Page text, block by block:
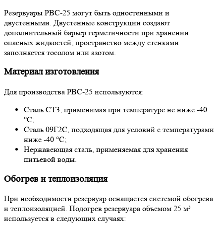
Резервуары РВС-25 могут быть одностенными и
двустенными. Двустенные конструкции создают
дополнительный барьер герметичности при хранении
опасных жидкостей; пространство между стенками
заполняется тосолом или азотом.
Материал изготовления
Для производства РВС-25 используются:
Сталь СТ3, применимая при температуре не ниже -40
°С;
Сталь 09Г2С, подходящая для условий с температурами
ниже -40 °С;
Нержавеющая сталь, применяемая для хранения
питьевой воды.
Обогрев и теплоизоляция
При необходимости резервуар оснащается системой обогрева
и теплоизоляцией. Подогрев резервуара объемом 25 м³
используется в следующих случаях: